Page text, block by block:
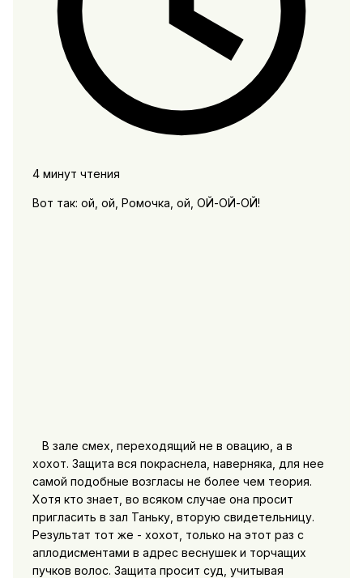
4 минут чтения
Вот так: ой, ой, Ромочка, ой, ОЙ-ОЙ-ОЙ!
В зале смех, переходящий не в овацию, а в
хохот. Защита вся покраснела, наверняка, для нее
самой подобные возгласы не более чем теория.
Хотя кто знает, во всяком случае она просит
пригласить в зал Таньку, вторую свидетельницу.
Результат тот же - хохот, только на этот раз с
аплодисментами в адрес веснушек и торчащих
пучков волос. Защита просит суд, учитывая